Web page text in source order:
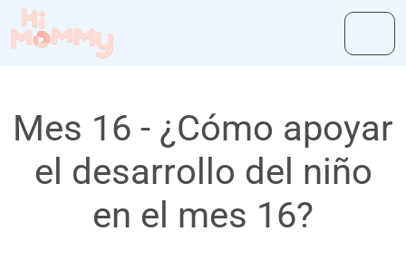
Mes 16 - ¿Cómo apoyar
el desarrollo del niño
en el mes 16?